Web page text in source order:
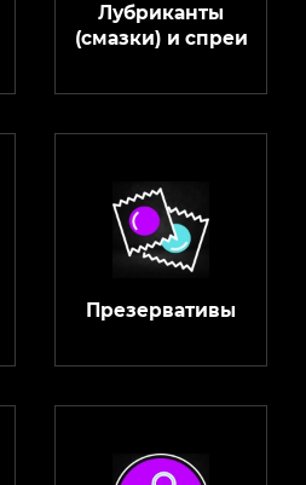
Лубриканты
(смазки) и спреи
Презервативы